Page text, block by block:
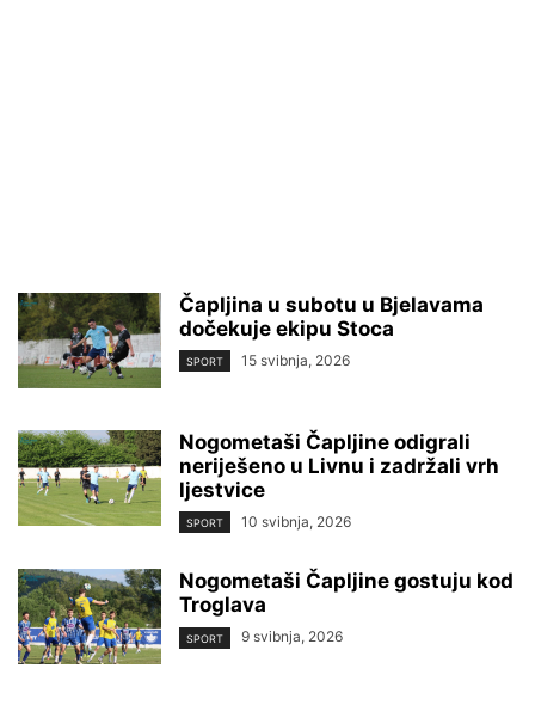
Čapljina u subotu u Bjelavama
dočekuje ekipu Stoca
SPORT 15 svibnja, 2026
Nogometaši Čapljine odigrali
neriješeno u Livnu i zadržali vrh
ljestvice
SPORT 10 svibnja, 2026
Nogometaši Čapljine gostuju kod
Troglava
SPORT 9 svibnja, 2026